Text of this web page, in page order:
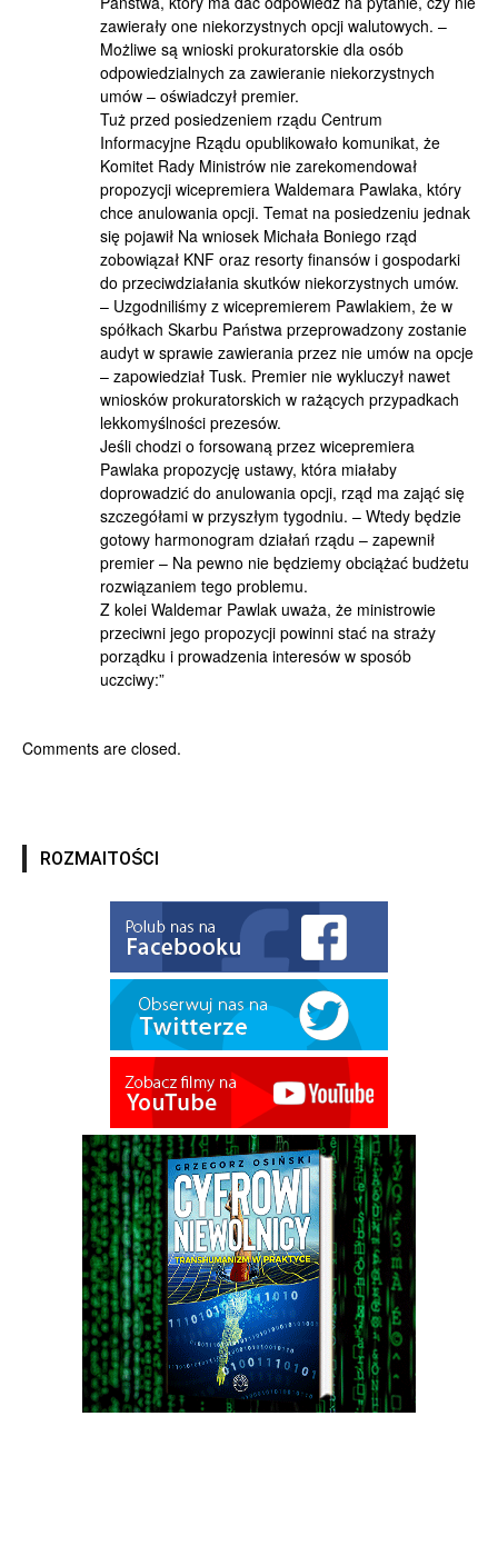
zawierały one niekorzystnych opcji walutowych. –
Możliwe są wnioski prokuratorskie dla osób
odpowiedzialnych za zawieranie niekorzystnych
umów – oświadczył premier.
Tuż przed posiedzeniem rządu Centrum
Informacyjne Rządu opublikowało komunikat, że
Komitet Rady Ministrów nie zarekomendował
propozycji wicepremiera Waldemara Pawlaka, który
chce anulowania opcji. Temat na posiedzeniu jednak
się pojawił Na wniosek Michała Boniego rząd
zobowiązał KNF oraz resorty finansów i gospodarki
do przeciwdziałania skutków niekorzystnych umów.
– Uzgodniliśmy z wicepremierem Pawlakiem, że w
spółkach Skarbu Państwa przeprowadzony zostanie
audyt w sprawie zawierania przez nie umów na opcje
– zapowiedział Tusk. Premier nie wykluczył nawet
wniosków prokuratorskich w rażących przypadkach
lekkomyślności prezesów.
Jeśli chodzi o forsowaną przez wicepremiera
Pawlaka propozycję ustawy, która miałaby
doprowadzić do anulowania opcji, rząd ma zająć się
szczegółami w przyszłym tygodniu. – Wtedy będzie
gotowy harmonogram działań rządu – zapewnił
premier – Na pewno nie będziemy obciążać budżetu
rozwiązaniem tego problemu.
Z kolei Waldemar Pawlak uważa, że ministrowie
przeciwni jego propozycji powinni stać na straży
porządku i prowadzenia interesów w sposób
uczciwy:”
Comments are closed.
ROZMAITOŚCI